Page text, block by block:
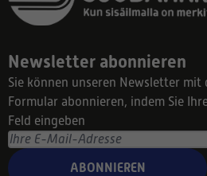
Newsletter abonnieren
Sie können unseren Newsletter mit
Formular abonnieren, indem Sie
Feld eingeben
ABONNIEREN